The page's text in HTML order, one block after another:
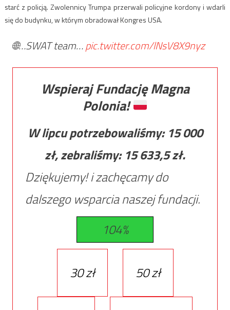
starć z policją. Zwolennicy Trumpa przerwali policyjne kordony i wdarli
się do budynku, w którym obradował Kongres USA.
🌐…SWAT team…pic.twitter.com/lNsV8X9nyz
Wspieraj Fundację Magna
Polonia!
W lipcu potrzebowaliśmy: 15 000
zł, zebraliśmy: 15 633,5zł.
Dziękujemy! i zachęcamy do
dalszego wsparcia naszej fundacji.
104%
30 zł 50 zł